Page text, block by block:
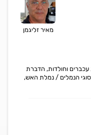
מאיר זליגמן
וחולדות, הדברת
הנמלים / נמלת האש,